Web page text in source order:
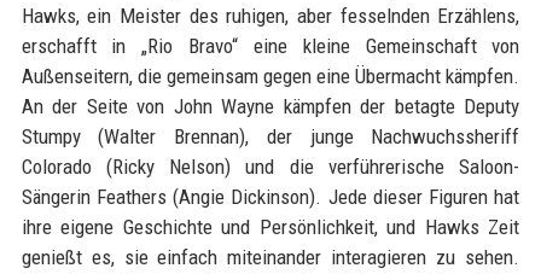
Hawks, ein Meister des ruhigen, aber fesselnden Erzählens,
erschafft in „Rio Bravo“ eine kleine Gemeinschaft von
Außenseitern, die gemeinsam gegen eine Übermacht kämpfen.
An der Seite von John Wayne kämpfen der betagte Deputy
Stumpy (Walter Brennan), der junge Nachwuchssheriff
Colorado (Ricky Nelson) und die verführerische Saloon-
Sängerin Feathers (Angie Dickinson). Jede dieser Figuren hat
ihre eigene Geschichte und Persönlichkeit, und Hawks Zeit
genießt es, sie einfach miteinander interagieren zu sehen.